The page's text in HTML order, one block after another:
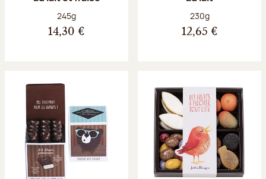
Poids net :
245g
14,30 €
Poids net :
230g
12,65 €